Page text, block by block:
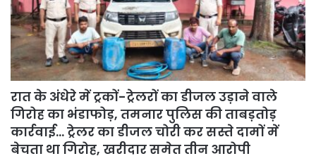
रात के अंधेरे में ट्रकों-ट्रेलरों का डीजल उड़ाने वाले
गिरोह का भंडाफोड़, तमनार पुलिस की ताबड़तोड़
कार्रवाई… ट्रेलर का डीजल चोरी कर सस्ते दामों में
बेचता था गिरोह, खरीदार समेत तीन आरोपी